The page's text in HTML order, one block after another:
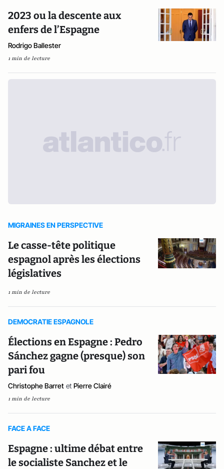
2023 ou la descente aux
enfers de l’Espagne
Rodrigo Ballester
1 min de lecture
MIGRAINES EN PERSPECTIVE
Le casse-tête politique
espagnol après les élections
législatives
1 min de lecture
DEMOCRATIE ESPAGNOLE
Élections en Espagne : Pedro
Sánchez gagne (presque) son
pari fou
Christophe Barret et Pierre Clairé
1 min de lecture
FACE A FACE
Espagne : ultime débat entre
le socialiste Sanchez et le